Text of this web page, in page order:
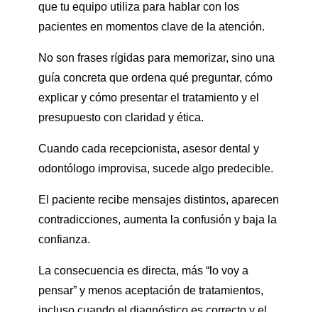
que tu equipo utiliza para hablar con los
pacientes en momentos clave de la atención.
No son frases rígidas para memorizar, sino una
guía concreta que ordena qué preguntar, cómo
explicar y cómo presentar el tratamiento y el
presupuesto con claridad y ética.
Cuando cada recepcionista, asesor dental y
odontólogo improvisa, sucede algo predecible.
El paciente recibe mensajes distintos, aparecen
contradicciones, aumenta la confusión y baja la
confianza.
La consecuencia es directa, más “lo voy a
pensar” y menos aceptación de tratamientos,